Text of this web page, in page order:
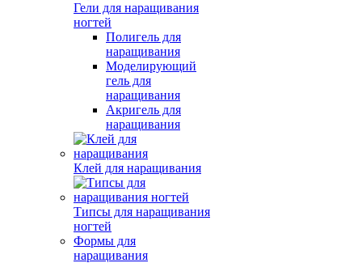
Гели для наращивания
ногтей
Полигель для
наращивания
Моделирующий
гель для
наращивания
Акригель для
наращивания
Клей для наращивания
Типсы для наращивания
ногтей
Формы для
наращивания